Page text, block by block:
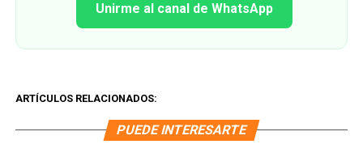
Unirme al canal de WhatsApp
ARTÍCULOS RELACIONADOS:
PUEDE INTERESARTE